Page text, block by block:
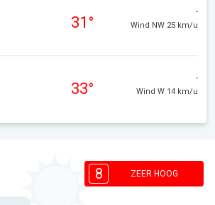
31°
-
Wind NW 25 km/u
33°
-
Wind W 14 km/u
8 ZEER HOOG